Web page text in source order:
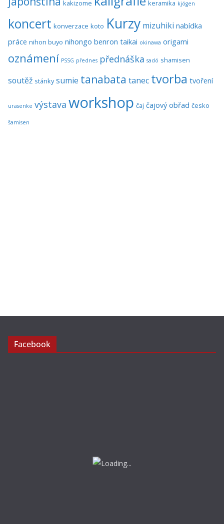
kakizome keramika kjógen
koncert konverzace koto Kurzy mizuhiki nabídka
práce nihon buyo nihongo benron taikai okinawa origami
oznámení PSSG přednes přednáška sadó shamisen
soutěž stánky sumie tanabata tanec tvorba tvoření
urasenke výstava workshop čaj čajový obřad česko
šamisen
Facebook